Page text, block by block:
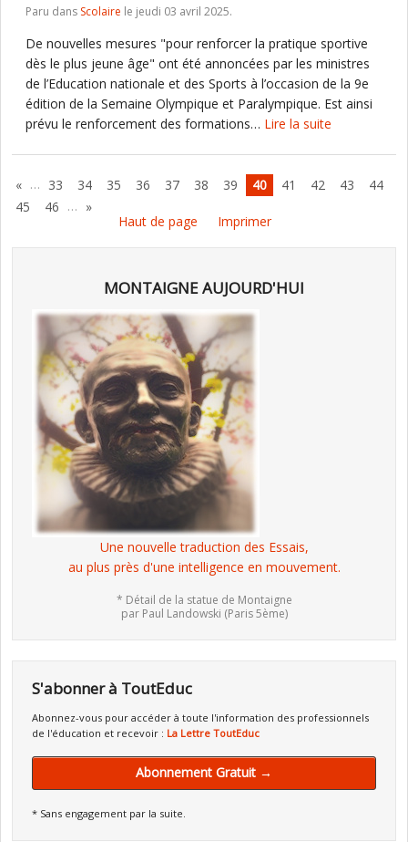
Paru dans Scolaire le jeudi 03 avril 2025.
De nouvelles mesures "pour renforcer la pratique sportive
dès le plus jeune âge" ont été annoncées par les ministres
de l’Education nationale et des Sports à l’occasion de la 9e
édition de la Semaine Olympique et Paralympique. Est ainsi
prévu le renforcement des formations… Lire la suite
« … 33 34 35 36 37 38 39 40 41 42 43
44
45
46 … »
Haut de page
Imprimer
MONTAIGNE AUJOURD'HUI
Une nouvelle traduction des Essais,
au plus près d'une intelligence en mouvement.
* Détail de la statue de Montaigne
par Paul Landowski (Paris 5ème)
S'abonner à ToutEduc
Abonnez-vous pour accéder à toute l'information des professionnels
de l'éducation et recevoir : La Lettre ToutEduc
Abonnement Gratuit →
* Sans engagement par la suite.